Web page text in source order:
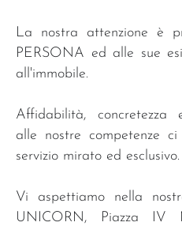
La nostra attenzione è
PERSONA ed alle sue
all'immobile.
Affidabilità, concretezza
alle nostre competenze
servizio mirato ed esclusivo.
Vi aspettiamo nella
UNICORN, Piazza IV